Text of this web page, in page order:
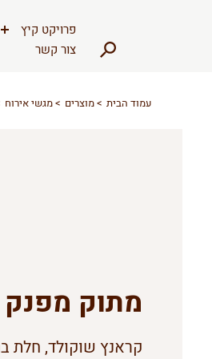
פרויקט קיץ
צור קשר
עמוד הבית מוצרים מגשי אירוח
מתוק מפנק